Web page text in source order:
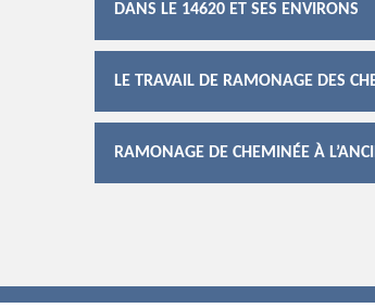
DANS LE 14620 ET SES ENVIRONS
LE TRAVAIL DE RAMONAGE DES
RAMONAGE DE CHEMINÉE À